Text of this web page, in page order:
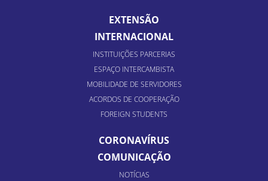
EXTENSÃO
INTERNACIONAL
INSTITUIÇÕES PARCERIAS
ESPAÇO INTERCAMBISTA
MOBILIDADE DE SERVIDORES
ACORDOS DE COOPERAÇÃO
FOREIGN STUDENTS
CORONAVÍRUS
COMUNICAÇÃO
NOTÍCIAS